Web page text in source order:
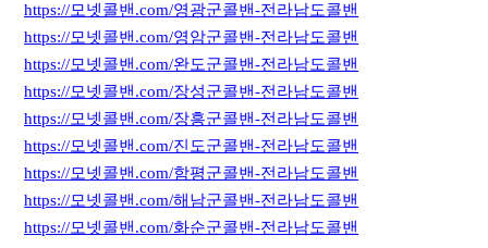
https://모넷콜밴.com/영광군콜밴-전라남도콜밴
https://모넷콜밴.com/영암군콜밴-전라남도콜밴
https://모넷콜밴.com/완도군콜밴-전라남도콜밴
https://모넷콜밴.com/장성군콜밴-전라남도콜밴
https://모넷콜밴.com/장흥군콜밴-전라남도콜밴
https://모넷콜밴.com/진도군콜밴-전라남도콜밴
https://모넷콜밴.com/함평군콜밴-전라남도콜밴
https://모넷콜밴.com/해남군콜밴-전라남도콜밴
https://모넷콜밴.com/화순군콜밴-전라남도콜밴